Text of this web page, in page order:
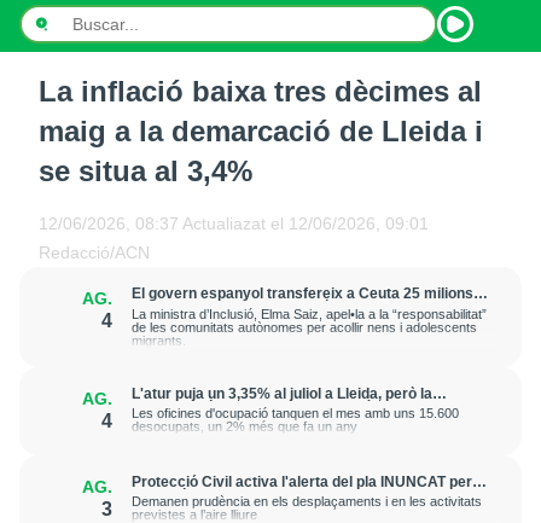
ESPORTS
La inflació baixa tres dècimes al
maig a la demarcació de Lleida i
se situa al 3,4%
12/06/2026, 08:37 Actualiazat el 12/06/2026, 09:01
Redacció/ACN
AG.
4
El govern espanyol transfereix a Ceuta 25 milions
d’euros per garantir l’atenció dels menors arribats
els darrers dies
La ministra d’Inclusió, Elma Saiz, apel•la a la “responsabilitat”
de les comunitats autònomes per acollir nens i adolescents
migrants.
AG.
4
L'atur puja un 3,35% al juliol a Lleida, però la
demarcació suma 4.667 afiliats més a la Seguretat
Social
Les oficines d'ocupació tanquen el mes amb uns 15.600
desocupats, un 2% més que fa un any
AG.
3
Protecció Civil activa l'alerta del pla INUNCAT per la
previsió de pluges fortes dimarts a la tarda
Demanen prudència en els desplaçaments i en les activitats
previstes a l’aire lliure